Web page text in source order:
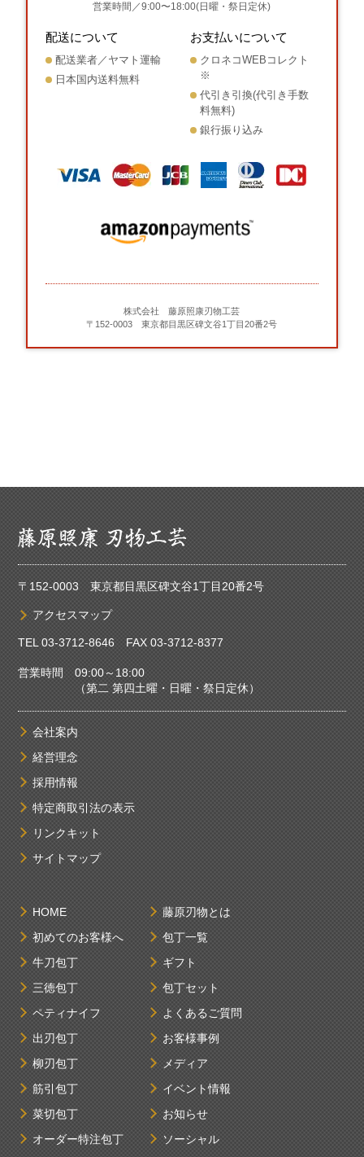
営業時間／9:00〜18:00(日曜・祭日定休)
配送について
配送業者／ヤマト運輸
日本国内送料無料
お支払いについて
クロネコWEBコレクト
※
代引き引換(代引き手数
料無料)
銀行振り込み
株式会社 藤原照康刃物工芸
〒152-0003 東京都目黒区碑文谷1丁目20番2号
〒152-0003 東京都目黒区碑文谷1丁目20番2号
アクセスマップ
TEL03-3712-8646FAX 03-3712-8377
営業時間 09:00～18:00
（第二 第四土曜・日曜・祭日定休）
会社案内
経営理念
採用情報
特定商取引法の表示
リンクキット
サイトマップ
HOME
初めてのお客様へ
牛刀包丁
三徳包丁
ペティナイフ
出刃包丁
柳刃包丁
筋引包丁
菜切包丁
オーダー特注包丁
藤原刃物とは
包丁一覧
ギフト
包丁セット
よくあるご質問
お客様事例
メディア
イベント情報
お知らせ
ソーシャル